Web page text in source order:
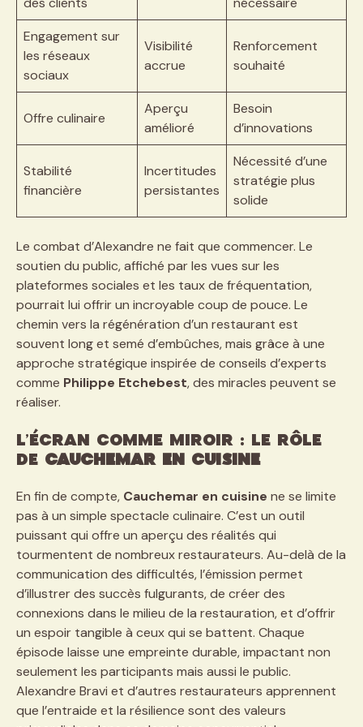
Engagement sur
les réseaux
sociaux
Visibilité
accrue
Renforcement
souhaité
Offre culinaire
Aperçu
amélioré
Besoin
d’innovations
Stabilité
financière
Incertitudes
persistantes
Nécessité d’une
stratégie plus
solide
Le combat d’Alexandre ne fait que commencer. Le
soutien du public, affiché par les vues sur les
plateformes sociales et les taux de fréquentation,
pourrait lui offrir un incroyable coup de pouce. Le
chemin vers la régénération d’un restaurant est
souvent long et semé d’embûches, mais grâce à une
approche stratégique inspirée de conseils d’experts
comme Philippe Etchebest, des miracles peuvent se
réaliser.
L’écran comme miroir : le rôle
de Cauchemar en cuisine
En fin de compte, Cauchemar en cuisine ne se limite
pas à un simple spectacle culinaire. C’est un outil
puissant qui offre un aperçu des réalités qui
tourmentent de nombreux restaurateurs. Au-delà de la
communication des difficultés, l’émission permet
d’illustrer des succès fulgurants, de créer des
connexions dans le milieu de la restauration, et d’offrir
un espoir tangible à ceux qui se battent. Chaque
épisode laisse une empreinte durable, impactant non
seulement les participants mais aussi le public.
Alexandre Bravi et d’autres restaurateurs apprennent
que l’entraide et la résilience sont des valeurs